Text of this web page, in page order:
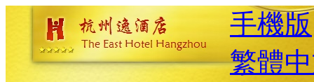
手機版
繁體